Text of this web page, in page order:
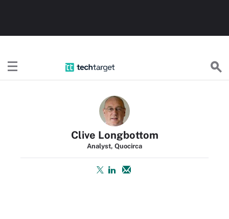
Clive Longbottom
Analyst, Quocirca